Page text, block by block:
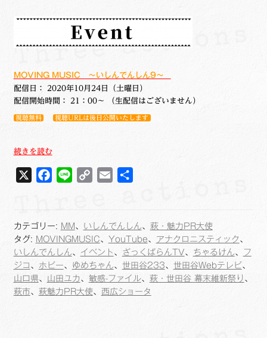
MOVING MUSIC ～いしんでんしん9～
配信日： 2020年10月24日（土曜日）
配信開始時間： 21：00～ （生配信はございません）
視聴無料 視聴URLは後日公開いたします
続きを読むMOVING
～
で
ん
し
ん
9
～
X
b
o
o
k
e
y
L
i
n
k
i
l
カテゴリー: MM 、 いしんでんしん、 萩・魅力PR大使
タグ: MOVINGMUSIC、 YouTube、 アナクロニスティック 、
いしんでんしん、 イベント 、 ざっくばらんTV、 ちゃるけん、
フ
ジコ 、 ホビー、 ゆめちゃん、 世田谷233、 世田谷Webテレビ 、
山口県、 山田ユカ 、 敏感-ファイル、 萩・世田谷 幕末維新祭り 、
萩市、 萩魅力PR大使、 西広ショータ